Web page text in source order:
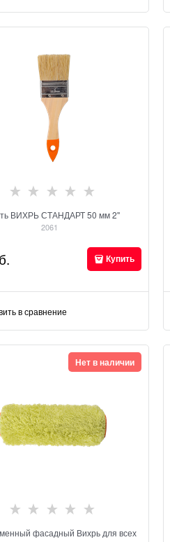
ВИХРЬ СТАНДАРТ 50 мм 2''
2061
Купить
в сравнение
фасадный Вихрь для всех
Нет в наличии